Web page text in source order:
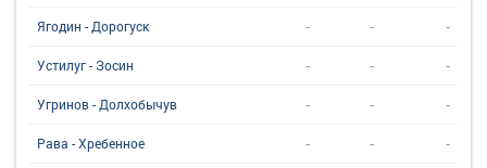
Ягодин - Дорогуск - - -
Устилуг - Зосин - - -
Угринов - Долхобычув - - -
Рава - Хребенное - - -